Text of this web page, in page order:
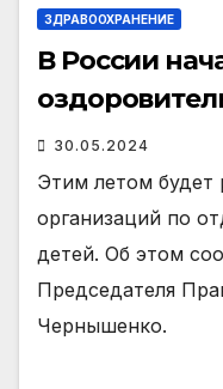
ЗДРАВООХРАНЕНИЕ
В России
30.05.2024
Этим летом будет
организаций по
детей. Об этом
Председателя
Чернышенко.